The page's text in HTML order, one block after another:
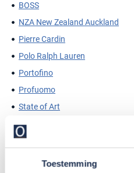
Toestemming
BOSS
NZA New Zealand Auckland
Pierre Cardin
Polo Ralph Lauren
Portofino
Profuomo
State of Art
Superdry
Tommy Hilfiger